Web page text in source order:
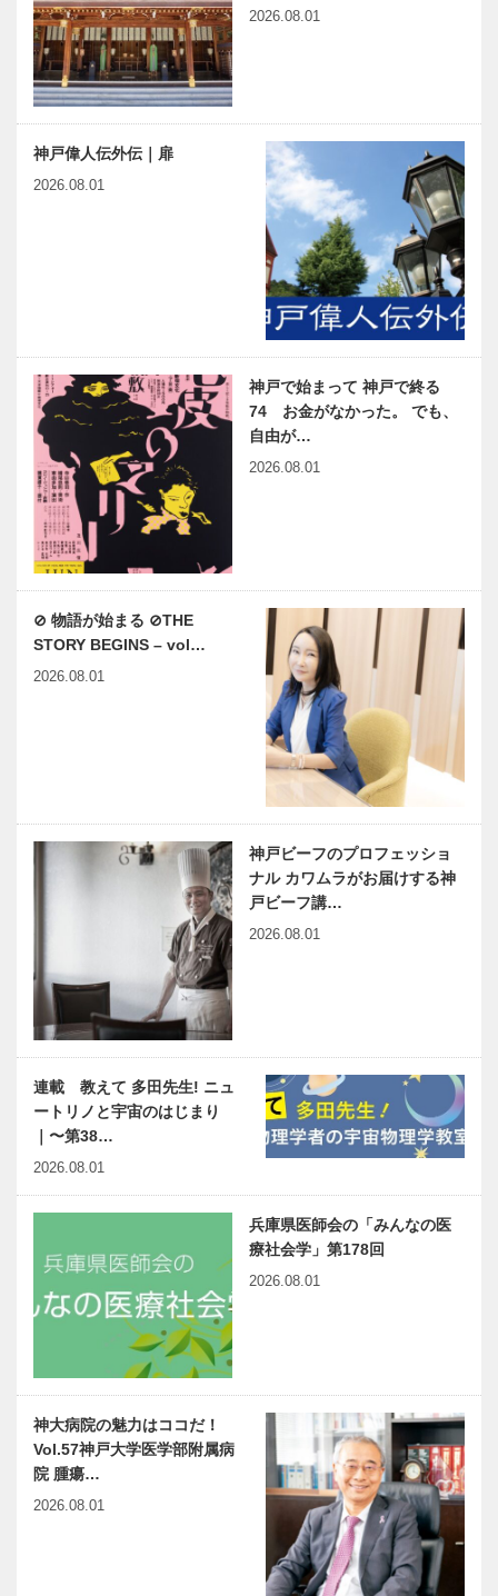
2026.08.01
神戸偉人伝外伝｜扉
2026.08.01
神戸で始まって 神戸で終る
74 お金がなかった。 でも、
自由が…
2026.08.01
⊘ 物語が始まる ⊘THE
STORY BEGINS – vol…
2026.08.01
神戸ビーフのプロフェッショ
ナル カワムラがお届けする神
戸ビーフ講…
2026.08.01
連載 教えて 多田先生! ニュ
ートリノと宇宙のはじまり
｜〜第38…
2026.08.01
兵庫県医師会の「みんなの医
療社会学」第178回
2026.08.01
神大病院の魅力はココだ！
Vol.57神戸大学医学部附属病
院 腫瘍…
2026.08.01